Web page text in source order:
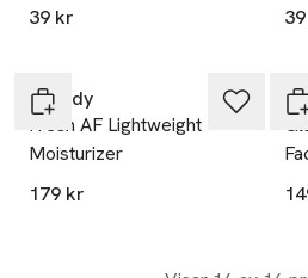
39 kr
Scandy
Fresh AF Lightweight
Moisturizer
179 kr